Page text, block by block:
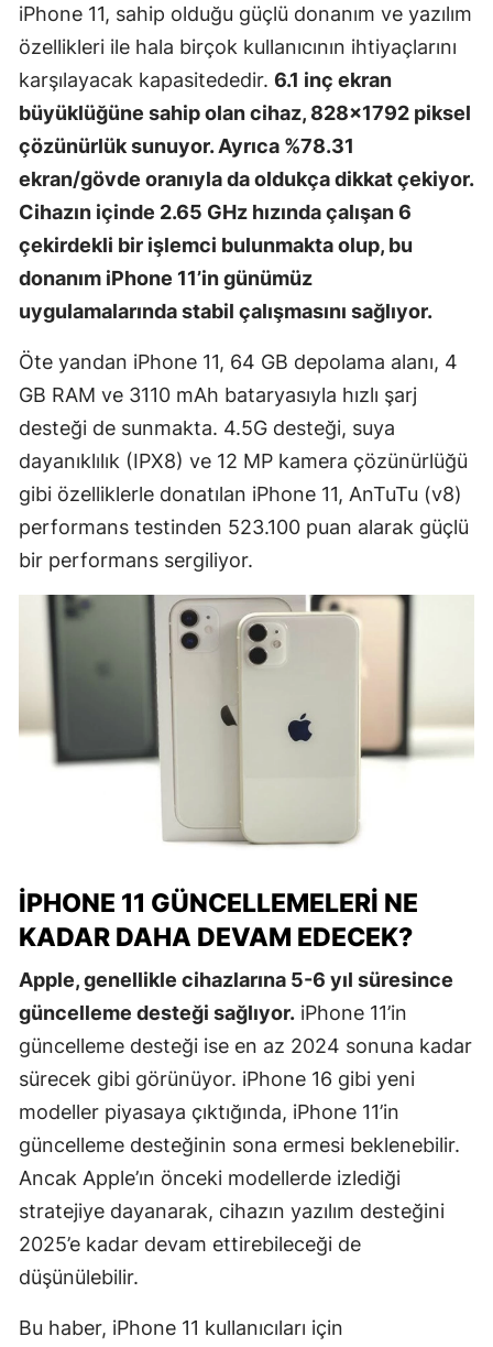
iPhone 11, sahip olduğu güçlü donanım ve yazılım
özellikleri ile hala birçok kullanıcının ihtiyaçlarını
karşılayacak kapasitededir. 6.1 inç ekran
büyüklüğüne sahip olan cihaz, 828x1792 piksel
çözünürlük sunuyor. Ayrıca %78.31
ekran/gövde oranıyla da oldukça dikkat çekiyor.
Cihazın içinde 2.65 GHz hızında çalışan 6
çekirdekli bir işlemci bulunmakta olup, bu
donanım iPhone 11’in günümüz
uygulamalarında stabil çalışmasını sağlıyor.
Öte yandan iPhone 11, 64 GB depolama alanı, 4
GB RAM ve 3110 mAh bataryasıyla hızlı şarj
desteği de sunmakta. 4.5G desteği, suya
dayanıklılık (IPX8) ve 12 MP kamera çözünürlüğü
gibi özelliklerle donatılan iPhone 11, AnTuTu (v8)
performans testinden 523.100 puan alarak güçlü
bir performans sergiliyor.
IPHONE 11 GÜNCELLEMELERI NE
KADAR DAHA DEVAM EDECEK?
Apple, genellikle cihazlarına 5-6 yıl süresince
güncelleme desteği sağlıyor. iPhone 11’in
güncelleme desteği ise en az 2024 sonuna kadar
sürecek gibi görünüyor. iPhone 16 gibi yeni
modeller piyasaya çıktığında, iPhone 11’in
güncelleme desteğinin sona ermesi beklenebilir.
Ancak Apple’ın önceki modellerde izlediği
stratejiye dayanarak, cihazın yazılım desteğini
2025’e kadar devam ettirebileceği de
düşünülebilir.
Bu haber, iPhone 11 kullanıcıları için